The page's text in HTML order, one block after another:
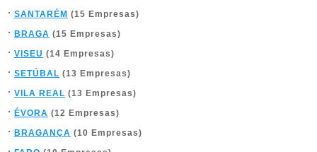
SANTARÉM (15 Empresas)
BRAGA (15 Empresas)
VISEU (14 Empresas)
SETÚBAL (13 Empresas)
VILA REAL (13 Empresas)
ÉVORA (12 Empresas)
BRAGANÇA (10 Empresas)